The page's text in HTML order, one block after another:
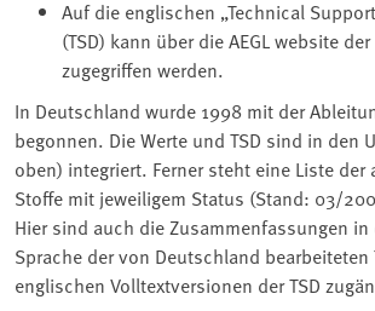
Auf die englischen „Technical
(TSD) kann über die AEGL website der
zugegriffen werden.
In Deutschland wurde 1998 mit der
begonnen. Die Werte und TSD sind in den
oben) integriert. Ferner steht eine Liste der
Stoffe mit jeweiligem Status (Stand: 03/
Hier sind auch die Zusammenfassungen
Sprache der von Deutschland bearbeiteten
englischen Volltextversionen der TSD